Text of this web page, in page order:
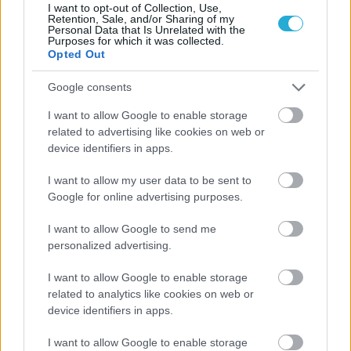
I want to opt-out of Collection, Use,
Retention, Sale, and/or Sharing of my
Personal Data that Is Unrelated with the
Purposes for which it was collected.
Opted Out
Google consents
I want to allow Google to enable storage
related to advertising like cookies on web or
device identifiers in apps.
I want to allow my user data to be sent to
Google for online advertising purposes.
I want to allow Google to send me
personalized advertising.
I want to allow Google to enable storage
related to analytics like cookies on web or
device identifiers in apps.
I want to allow Google to enable storage